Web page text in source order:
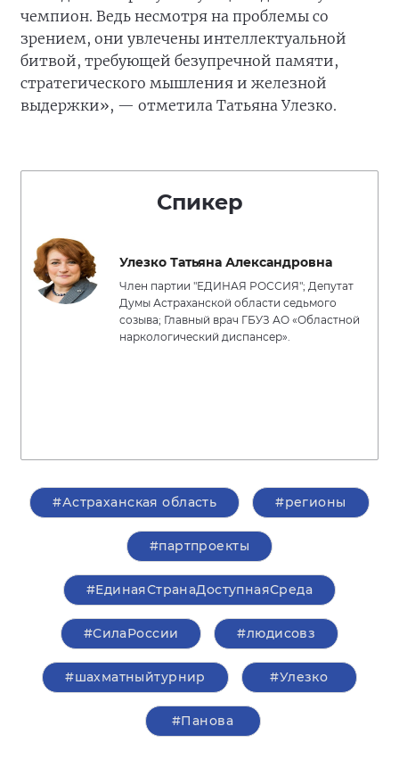
чемпион. Ведь несмотря на проблемы со
зрением, они увлечены интеллектуальной
битвой, требующей безупречной памяти,
стратегического мышления и железной
выдержки», — отметила Татьяна Улезко.
Спикер
Улезко Татьяна Александровна
Член партии "ЕДИНАЯ РОССИЯ"; Депутат
Думы Астраханской области седьмого
созыва; Главный врач ГБУЗ АО «Областной
наркологический диспансер».
#Астраханская область #регионы
#партпроекты
#ЕдинаяСтранаДоступнаяСреда
#СилаРоссии #людисовз
#шахматныйтурнир #Улезко
#Панова